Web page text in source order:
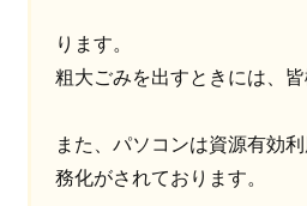
ります。
粗大ごみを出すときには、
また、パソコンは資源有効
務化がされております。